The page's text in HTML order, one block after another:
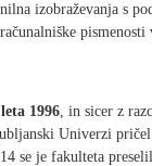
izobraževanja s
leta 1996, in sicer z
Univerzi
se je fakulteta